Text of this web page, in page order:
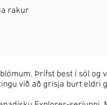
rakur
Þrífst best í sól
við að grisja burt eldri